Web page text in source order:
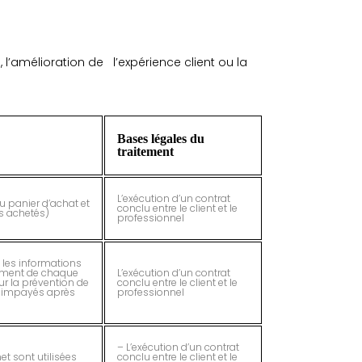
de l’expérience client ou la
Bases légales du
traitement
panier d’achat et
achetés)
L’exécution d’un contrat
conclu entre le client et le
professionnel
les informations
de chaque
la prévention de
après
L’exécution d’un contrat
conclu entre le client et le
professionnel
sont utilisées
– L’exécution d’un contrat
conclu entre le client et le